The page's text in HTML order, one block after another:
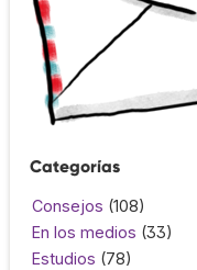
Categorías
Consejos (108)
En los medios (33)
Estudios (78)